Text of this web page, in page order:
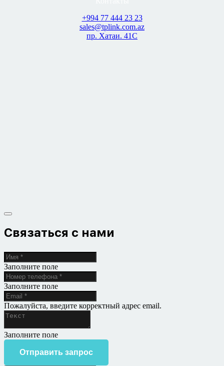
+994 77 444 23 23
sales@tplink.com.az
пр. Хатаи. 41C
Связаться с нами
Заполните поле
Заполните поле
Пожалуйста, введите корректный адрес email.
Заполните поле
Отправить запрос